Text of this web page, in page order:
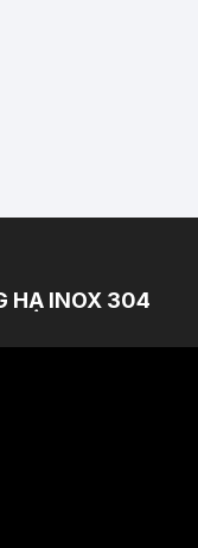
HẠ INOX 304